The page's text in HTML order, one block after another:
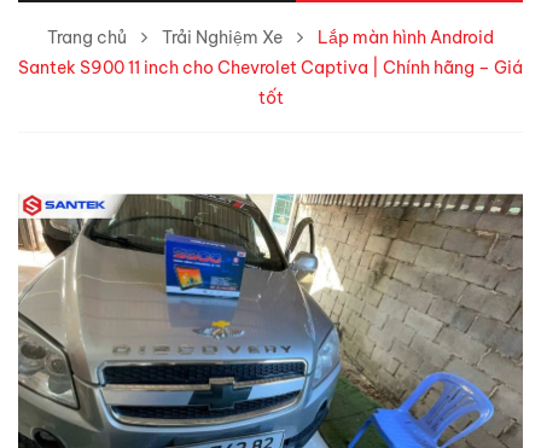
Trang chủ Trải Nghiệm Xe
Lắp màn hình Android
Santek S900 11 inch cho Chevrolet Captiva | Chính hãng – Giá
tốt